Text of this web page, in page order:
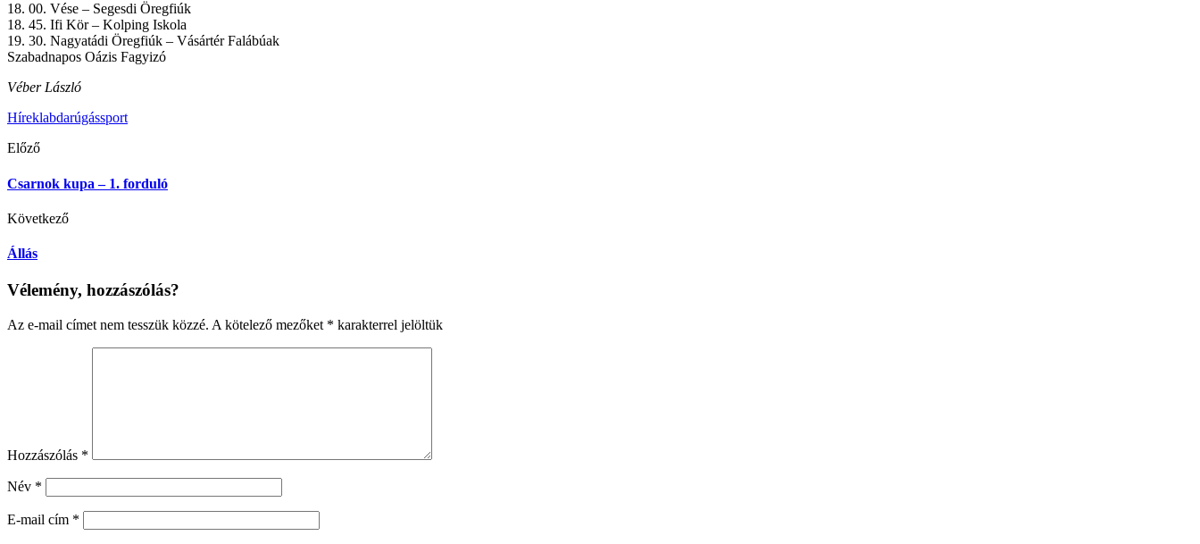
18. 00. Vése – Segesdi Öregfiúk
18. 45. Ifi Kör – Kolping Iskola
19. 30. Nagyatádi Öregfiúk – Vásártér Falábúak
Szabadnapos Oázis Fagyizó
Véber László
Híreklabdarúgássport
Előző
Csarnok kupa – 1. forduló
Következő
Állás
Vélemény, hozzászólás?
Az e-mail címet nem tesszük közzé. A kötelező mezőket * karakterrel jelöltük
Hozzászólás *
Név *
E-mail cím *